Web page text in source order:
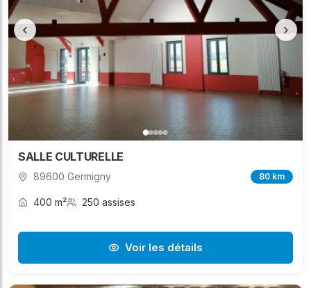
‹ ›
SALLE CULTURELLE
89600 Germigny 80 km
400 m² 250 assises
Voir les détails